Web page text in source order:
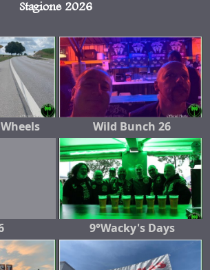
Stagione 2026
Wild Bunch 26
9°Wacky's Days